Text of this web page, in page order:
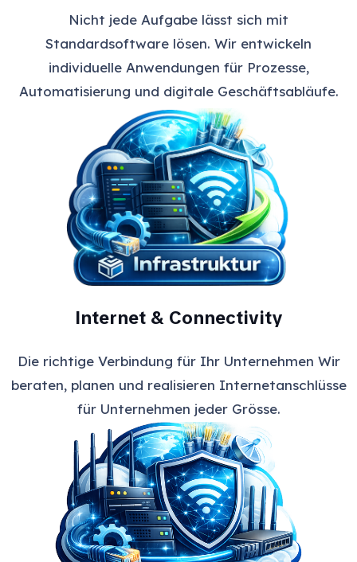
Nicht jede Aufgabe lässt sich mit
Standardsoftware lösen. Wir entwickeln
individuelle Anwendungen für Prozesse,
Automatisierung und digitale Geschäftsabläufe.
Internet & Connectivity
Die richtige Verbindung für Ihr Unternehmen Wir
beraten, planen und realisieren Internetanschlüsse
für Unternehmen jeder Grösse.